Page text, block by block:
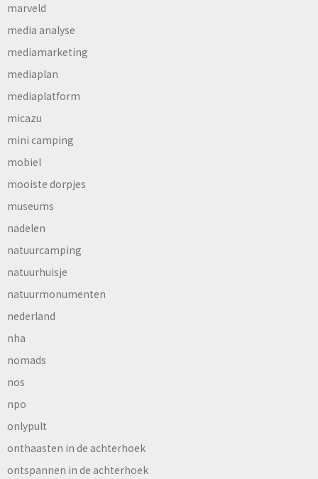
marveld
media analyse
mediamarketing
mediaplan
mediaplatform
micazu
mini camping
mobiel
mooiste dorpjes
museums
nadelen
natuurcamping
natuurhuisje
natuurmonumenten
nederland
nha
nomads
nos
npo
onlypult
onthaasten in de achterhoek
ontspannen in de achterhoek